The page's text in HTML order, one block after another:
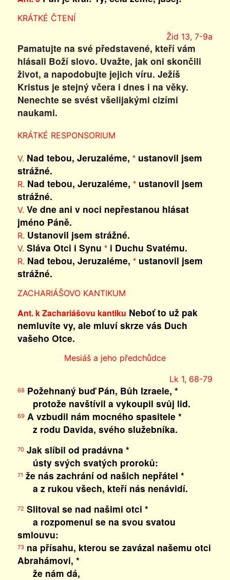
KRÁTKÉ ČTENÍ
Žid 13, 7-9a
Pamatujte na své představené, kteří vám
hlásali Boží slovo. Uvažte, jak oni skončili
život, a napodobujte jejich víru. Ježíš
Kristus je stejný včera i dnes i na věky.
Nenechte se svést všelijakými cizími
naukami.
KRÁTKÉ RESPONSORIUM
V. Nad tebou, Jeruzaléme, *ustanovil jsem
strážné.
R. Nad tebou, Jeruzaléme, *ustanovil jsem
strážné.
V. Ve dne ani v noci nepřestanou hlásat
jméno Páně.
R. Ustanovil jsem strážné.
V. Sláva Otci i Synu *i Duchu Svatému.
R. Nad tebou, Jeruzaléme, *ustanovil jsem
strážné.
ZACHARIÁŠOVO KANTIKUM
Ant. k Zachariášovu kantiku Neboť to už pak
nemluvíte vy, ale mluví skrze vás Duch
vašeho Otce.
Mesiáš a jeho předchůdce
Lk 1, 68-79
68 Požehnaný buď Pán, Bůh Izraele, *
protože navštívil a vykoupil svůj lid.
69A vzbudil nám mocného spasitele *
z rodu Davida, svého služebníka.
70Jak slíbil od pradávna *
ústy svých svatých proroků:
71 že nás zachrání od našich nepřátel *
a z rukou všech, kteří nás nenávidí.
72 Slitoval se nad našimi otci *
a rozpomenul se na svou svatou
smlouvu:
73na přísahu, kterou se zavázal našemu otci
Abrahámovi, *
že nám dá,